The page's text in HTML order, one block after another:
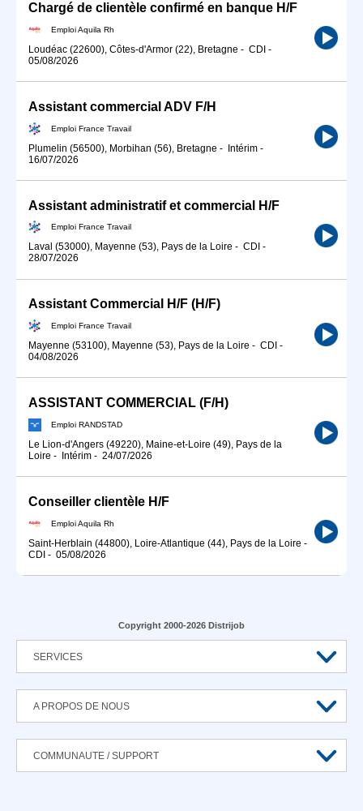
Chargé de clientèle confirmé en banque H/F
Emploi Aquila Rh
Loudéac (22600), Côtes-d'Armor (22), Bretagne - CDI -
05/08/2026
Assistant commercial ADV F/H
Emploi France Travail
Plumelin (56500), Morbihan (56), Bretagne - Intérim -
16/07/2026
Assistant administratif et commercial H/F
Emploi France Travail
Laval (53000), Mayenne (53), Pays de la Loire - CDI -
28/07/2026
Assistant Commercial H/F (H/F)
Emploi France Travail
Mayenne (53100), Mayenne (53), Pays de la Loire - CDI -
04/08/2026
ASSISTANT COMMERCIAL (F/H)
Emploi RANDSTAD
Le Lion-d'Angers (49220), Maine-et-Loire (49), Pays de la
Loire - Intérim - 24/07/2026
Conseiller clientèle H/F
Emploi Aquila Rh
Saint-Herblain (44800), Loire-Atlantique (44), Pays de la Loire -
CDI - 05/08/2026
Copyright 2000-2026 Distrijob
SERVICES
A PROPOS DE NOUS
COMMUNAUTE / SUPPORT